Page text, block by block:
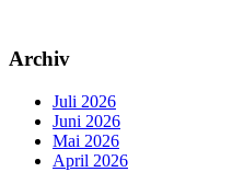
Archiv
Juli 2026
Juni 2026
Mai 2026
April 2026